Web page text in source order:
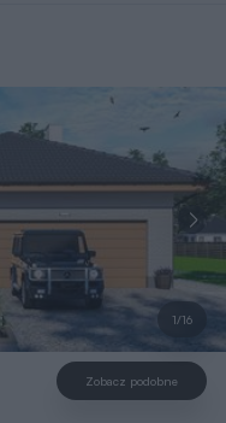
1/16
Zobacz podobne